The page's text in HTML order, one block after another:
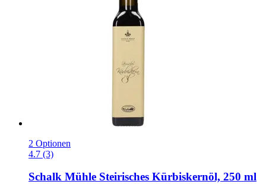
2 Optionen
4.7 (3)
Schalk Mühle Steirisches Kürbiskernöl, 250 ml